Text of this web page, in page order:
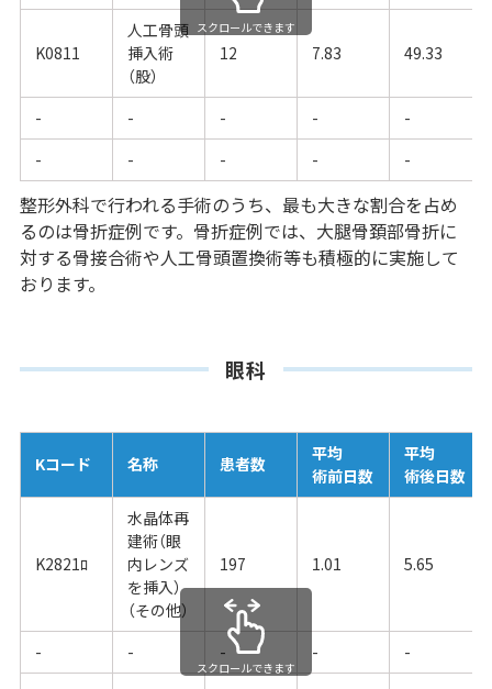
K0811
人工骨頭
挿入術
（股）
12 7.83 49.33
- - - -
-
-
- - - -
スクロールできます
整形外科で行われる手術のうち、最も大きな割合を占め
るのは骨折症例です。骨折症例では、大腿骨頚部骨折に
対する骨接合術や人工骨頭置換術等も積極的に実施して
おります。
眼科
Kコード 名称 患者数
平均
術前日数
平均
術後日数
K2821ﾛ
水晶体再
建術（眼
内レンズ
を挿入）
（その他）
197 1.01 5.65
- - - -
-
スクロールできます